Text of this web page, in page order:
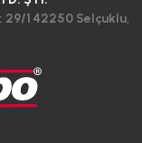
29/1 42250 Selçuklu,